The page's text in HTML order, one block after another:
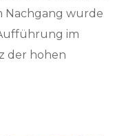
Nachgang wurde
im
der hohen